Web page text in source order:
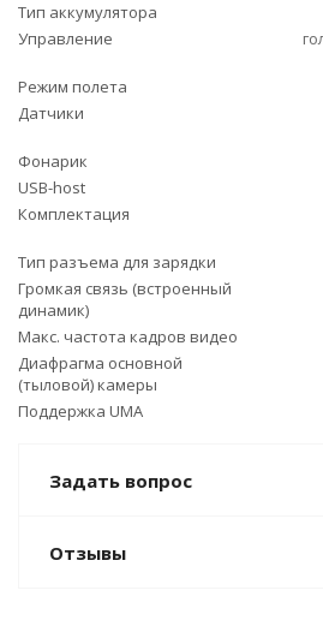
Тип аккумулятора
Управление
Режим полета
Датчики
Фонарик
USB-host
Комплектация
Тип разъема для зарядки
Громкая связь (встроенный
динамик)
Макс. частота кадров видео
Диафрагма основной
(тыловой) камеры
Поддержка UMA
Задать вопрос
Отзывы